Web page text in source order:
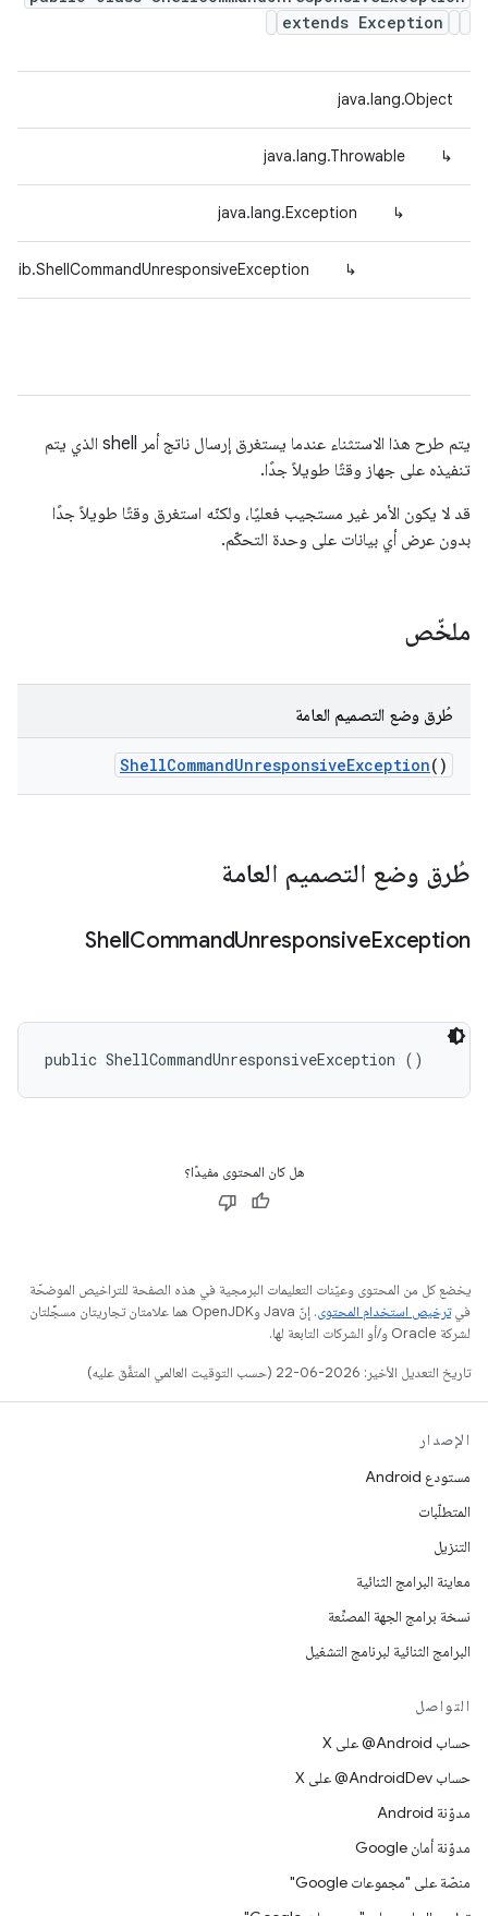
extends Exception
java.lang.Object
↳
java.lang.Throwable
↳
java.lang.Exception
↳
يتم طرح هذا الاستثناء عندما يستغرق إرسال ناتج أمر shell الذي يتم
تنفيذه على جهاز وقتًا طويلاً جدًا.
قد لا يكون الأمر غير مستجيب فعليًا، ولكنّه استغرق وقتًا طويلاً جدًا
بدون عرض أي بيانات على وحدة التحكّم.
ملخّص
طُرق وضع التصميم العامة
ShellCommandUnresponsiveException()
طُرق وضع التصميم العامة
ShellCommandUnresponsiveException
public ShellCommandUnresponsiveException ()
هل كان المحتوى مفيدًا؟
يخضع كل من المحتوى وعيّنات التعليمات البرمجية في هذه الصفحة للتراخيص الموضحّة
فيترخيص استخدام المحتوى
. إنّ Java وOpenJDK هما علامتان تجاريتان مسجَّلتان
لشركة Oracle و/أو الشركات التابعة لها.
تاريخ التعديل الأخير: 2026-06-22 (حسب التوقيت العالمي المتفَّق عليه)
الإصدار
مستودع Android
المتطلّبات
التنزيل
معاينة البرامج الثنائية
نسخة برامج الجهة المصنِّعة
البرامج الثنائية لبرنامج التشغيل
التواصل
حساب ‎@Android على X
حساب ‎@AndroidDev على X
مدوّنة Android
مدوّنة أمان Google
منصّة على "مجموعات Google"